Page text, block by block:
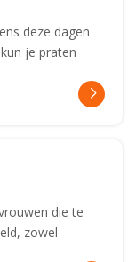
deze dagen
je praten
die te
zowel